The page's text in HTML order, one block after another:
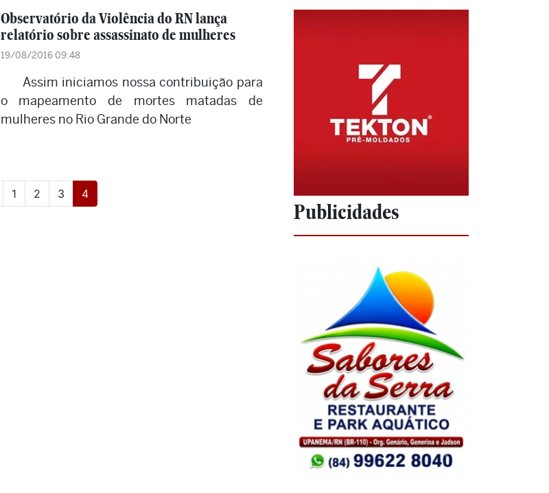
Observatório da Violência do RN lança
relatório sobre assassinato de mulheres
19/08/2016 09:48
Assim iniciamos nossa contribuição para
o mapeamento de mortes matadas de
mulheres no Rio Grande do Norte
1 2 3 4(current)
Publicidades